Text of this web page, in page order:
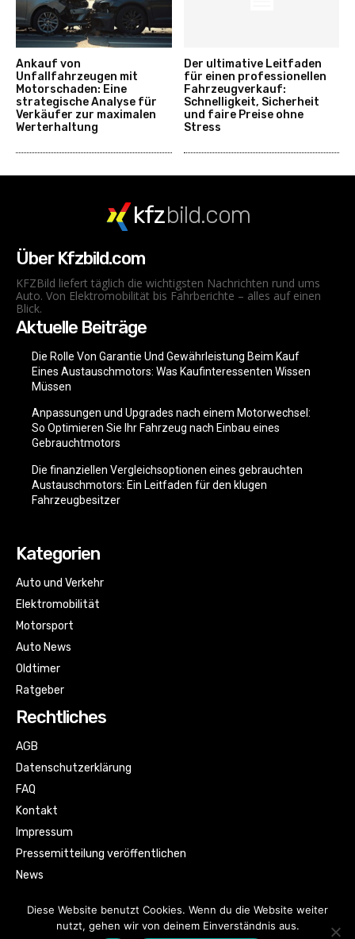
Ankauf von
Unfallfahrzeugen mit
Motorschaden: Eine
strategische Analyse für
Verkäufer zur maximalen
Werterhaltung
Der ultimative Leitfaden
für einen professionellen
Fahrzeugverkauf:
Schnelligkeit, Sicherheit
und faire Preise ohne
Stress
kfzbild.com
Über Kfzbild.com
KFZBild liefert täglich die wichtigsten Nachrichten rund ums
Auto. Von Elektromobilität bis Fahrberichte – alles auf einen
Blick.
Aktuelle Beiträge
Die Rolle Von Garantie Und Gewährleistung Beim Kauf
Eines Austauschmotors: Was Kaufinteressenten Wissen
Müssen
Anpassungen und Upgrades nach einem Motorwechsel:
So Optimieren Sie Ihr Fahrzeug nach Einbau eines
Gebrauchtmotors
Die finanziellen Vergleichsoptionen eines gebrauchten
Austauschmotors: Ein Leitfaden für den klugen
Fahrzeugbesitzer
Kategorien
Auto und Verkehr
Elektromobilität
Motorsport
Auto News
Oldtimer
Ratgeber
Rechtliches
AGB
Datenschutzerklärung
FAQ
Kontakt
Impressum
Pressemitteilung veröffentlichen
News
Diese Website benutzt Cookies. Wenn du die Website weiter
nutzt, gehen wir von deinem Einverständnis aus.